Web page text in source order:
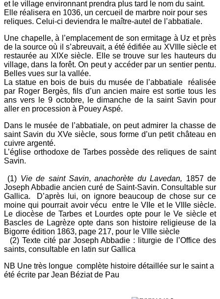
et le village environnant prendra plus tard le nom du saint.
Elle réalisera en 1036, un cercueil de marbre noir pour ses
reliques. Celui-ci deviendra le maître-autel de l’abbatiale.
Une chapelle, à l’emplacement de son ermitage à Uz et près
de la source où il s’abreuvait, a été édifiée au XVIIIe siècle et
restaurée au XIXe siècle. Elle se trouve sur les hauteurs du
village, dans la forêt. On peut y accéder par un sentier pentu.
Belles vues sur la vallée.
La statue en bois de buis du musée de l’abbatiale réalisée
par Roger Bergès, fils d’un ancien maire est sortie tous les
ans vers le 9 octobre, le dimanche de la saint Savin pour
aller en procession à Pouey Aspé.
Dans le musée de l’abbatiale, on peut admirer la chasse de
saint Savin du XVe siècle, sous forme d’un petit château en
cuivre argenté.
L’église orthodoxe de Tarbes possède des reliques de saint
Savin.
(1) Vie de saint Savin,anachorète du Lavedan, 1857 de
Joseph Abbadie ancien curé de Saint-Savin. Consultable sur
Gallica. D’après lui, on ignore beaucoup de chose sur ce
moine qui pourrait avoir vécu entre le VIIe et le VIIIe siècle.
Le diocèse de Tarbes et Lourdes opte pour le Ve siècle et
Bascles de Lagrèze opte dans son histoire religieuse de la
Bigorre édition 1863, page 217, pour le VIIIe siècle
(2) Texte cité par Joseph Abbadie : liturgie de l’Office des
saints, consultable en latin sur Gallica
NB Une très longue complète histoire détaillée sur le saint a
été écrite par Jean Béziat de Pau